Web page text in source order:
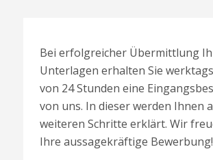
Bei erfolgreicher Übermittlung
Unterlagen erhalten Sie
von 24 Stunden eine
von uns. In dieser werden Ihnen
weiteren Schritte erklärt. Wir
Ihre aussagekräftige Bewerbung!